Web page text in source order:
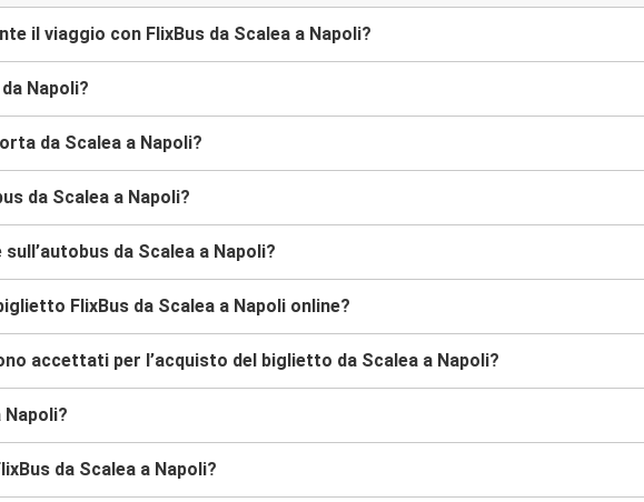
il viaggio con FlixBus da Scalea a Napoli?
Napoli?
da Scalea a Napoli?
da Scalea a Napoli?
da Scalea a Napoli?
FlixBus da Scalea a Napoli online?
accettati per l’acquisto del biglietto da Scalea a Napoli?
Napoli?
da Scalea a Napoli?